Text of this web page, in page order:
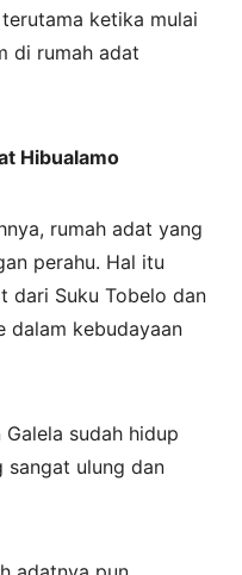
ketika mulai
di rumah adat
Hibualamo
rumah adat yang
perahu. Hal itu
dari Suku Tobelo dan
dalam kebudayaan
sudah hidup
sangat ulung dan